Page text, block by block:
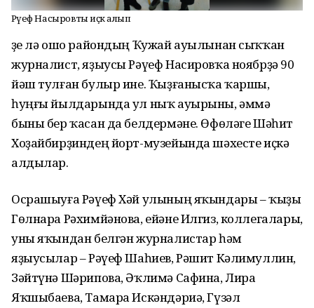
Рәүеф Насыровты иҫкә алып
Үҙе лә ошо райондың Ҡужай ауылынан сыҡҡан
журналист, яҙыусы Рәүеф Насировҡа ноябрҙә 90
йәш тулған булыр ине. Ҡыҙғанысҡа ҡаршы,
һуңғы йылдарында ул ныҡ ауырыны, әммә
быны бер ҡасан да белдермәне. Өфөләге Шәһит
Хоҙайбирҙиндең йорт-музейында шәхесте иҫкә
алдылар.
Осрашыуға Рәүеф Хәй улының яҡындары – ҡыҙы
Гөлнара Рәхимйәнова, ейәне Илгиз, коллегалары,
уны яҡындан белгән журналистар һәм
яҙыусылар – Рәүеф Шаһиев, Рәшит Кәлимуллин,
Зәйтүнә Шәрипова, Әҡлимә Сафина, Лира
Яҡшыбаева, Тамара Искәндәриә, Гүзәл